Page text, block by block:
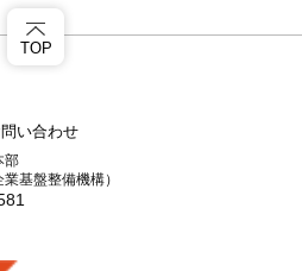
い合わせ
部
基盤整備機構）
TOP